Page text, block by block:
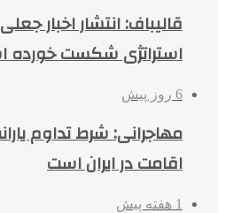
قالیباف: انتشار اخبار
استراتژی شکست خورده
6 روز پیش
مهاجرانی: شرط تداوم
اقامت در ایران است
1 هفته پیش